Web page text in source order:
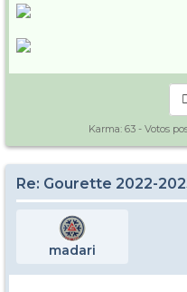
Karma: 63 - Votos
Re: Gourette 2022-
madari